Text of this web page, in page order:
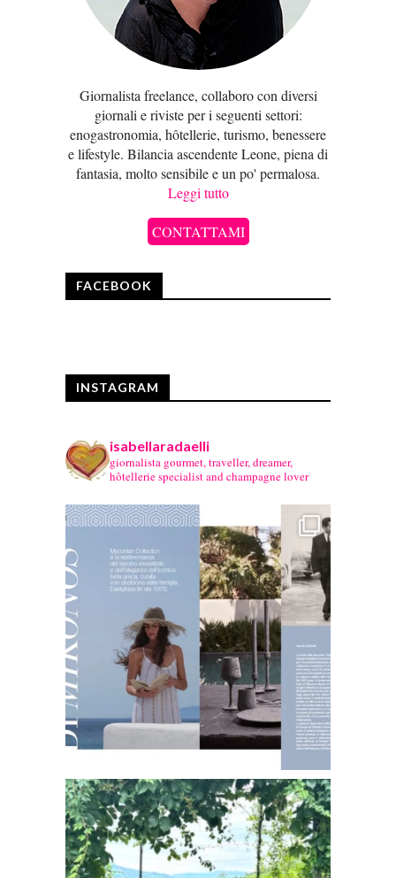
Giornalista freelance, collaboro con diversi
giornali e riviste per i seguenti settori:
enogastronomia, hôtellerie, turismo, benessere
e lifestyle. Bilancia ascendente Leone, piena di
fantasia, molto sensibile e un po' permalosa.
Leggi tutto
CONTATTAMI
FACEBOOK
INSTAGRAM
isabellaradaelli
giornalista gourmet, traveller, dreamer,
hôtellerie specialist and champagne lover